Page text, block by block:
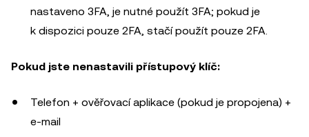
nastaveno 3FA, je nutné použít 3FA; pokud je
k dispozici pouze 2FA, stačí použít pouze 2FA.
Pokud jste nenastavili přístupový klíč:
Telefon + ověřovací aplikace (pokud je propojena) +
e-mail